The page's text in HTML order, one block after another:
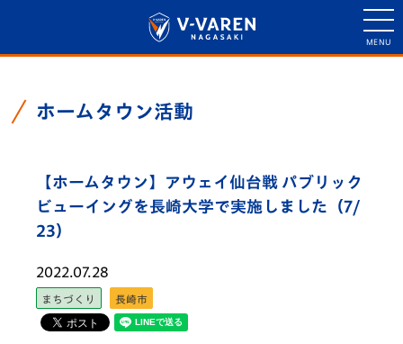
ホームタウン活動
【ホームタウン】アウェイ仙台戦 パブリック
ビューイングを長崎大学で実施しました（7/
23）
2022.07.28
まちづくり 長崎市